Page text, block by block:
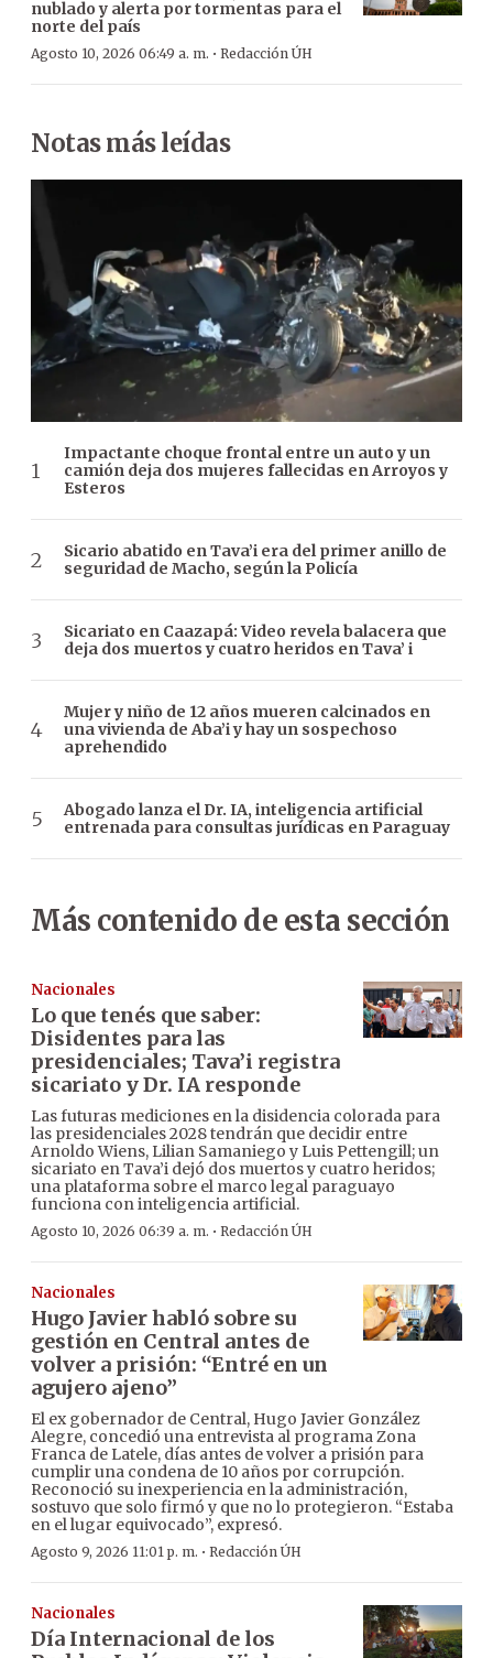
nublado y alerta por tormentas para el
norte del país
Agosto 10, 2026 06:49 a. m. · Redacción ÚH
Notas más leídas
Impactante choque frontal entre un auto y un
camión deja dos mujeres fallecidas en Arroyos y
Esteros
Sicario abatido en Tava’i era del primer anillo de
seguridad de Macho, según la Policía
Sicariato en Caazapá: Video revela balacera que
deja dos muertos y cuatro heridos en Tava’ i
Mujer y niño de 12 años mueren calcinados en
una vivienda de Aba’i y hay un sospechoso
aprehendido
Abogado lanza el Dr. IA, inteligencia artificial
entrenada para consultas jurídicas en Paraguay
Más contenido de esta sección
Nacionales
Lo que tenés que saber:
Disidentes para las
presidenciales; Tava’i registra
sicariato y Dr. IA responde
Las futuras mediciones en la disidencia colorada para
las presidenciales 2028 tendrán que decidir entre
Arnoldo Wiens, Lilian Samaniego y Luis Pettengill; un
sicariato en Tava’i dejó dos muertos y cuatro heridos;
una plataforma sobre el marco legal paraguayo
funciona con inteligencia artificial.
Agosto 10, 2026 06:39 a. m. · Redacción ÚH
Nacionales
Hugo Javier habló sobre su
gestión en Central antes de
volver a prisión: “Entré en un
agujero ajeno”
El ex gobernador de Central, Hugo Javier González
Alegre, concedió una entrevista al programa Zona
Franca de Latele, días antes de volver a prisión para
cumplir una condena de 10 años por corrupción.
Reconoció su inexperiencia en la administración,
sostuvo que solo firmó y que no lo protegieron. “Estaba
en el lugar equivocado”, expresó.
Agosto 9, 2026 11:01 p. m. · Redacción ÚH
Nacionales
Día Internacional de los